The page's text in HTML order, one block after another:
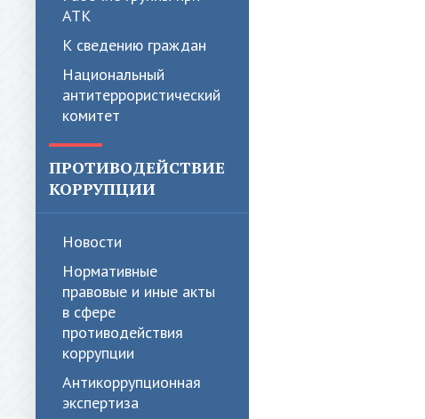
АТК
К сведению граждан
Национальный
антитеррористический
комитет
ПРОТИВОДЕЙСТВИЕ
КОРРУПЦИИ
Новости
Нормативные
правовые и иные акты
в сфере
противодействия
коррупции
Антикоррупционная
экспертиза